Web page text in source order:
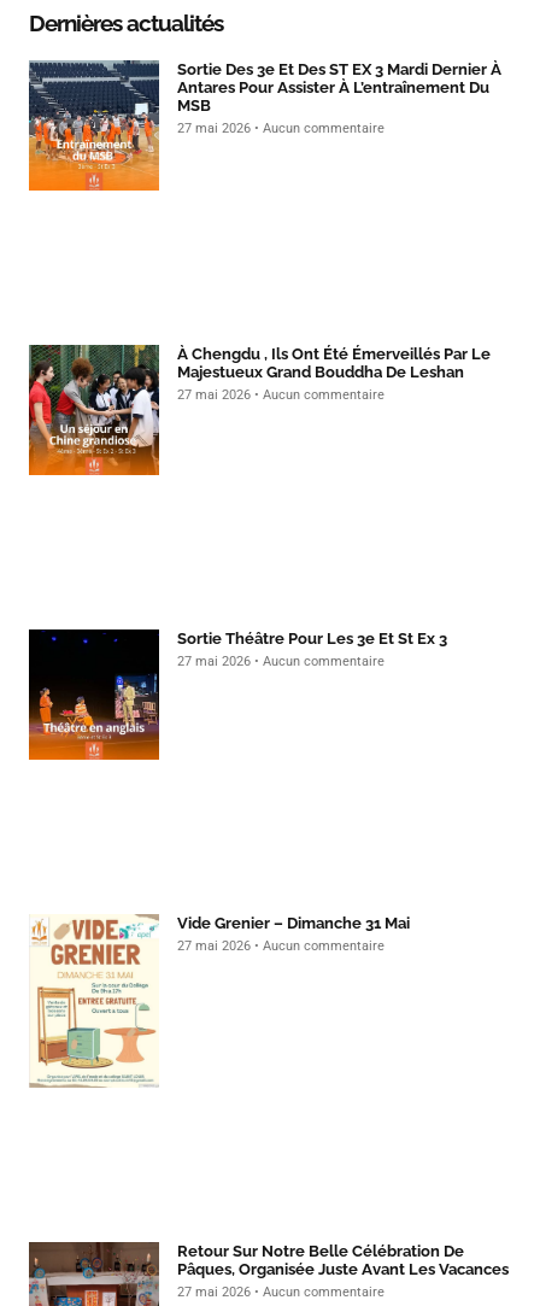
Dernières actualités
Sortie Des 3e Et Des ST EX 3 Mardi Dernier À
Antares Pour Assister À L’entraînement Du
MSB
27 mai 2026 Aucun commentaire
À Chengdu , Ils Ont Été Émerveillés Par Le
Majestueux Grand Bouddha De Leshan
27 mai 2026 Aucun commentaire
Sortie Théâtre Pour Les 3e Et St Ex 3
27 mai 2026 Aucun commentaire
Vide Grenier – Dimanche 31 Mai
27 mai 2026 Aucun commentaire
Retour Sur Notre Belle Célébration De
Pâques, Organisée Juste Avant Les Vacances
27 mai 2026 Aucun commentaire